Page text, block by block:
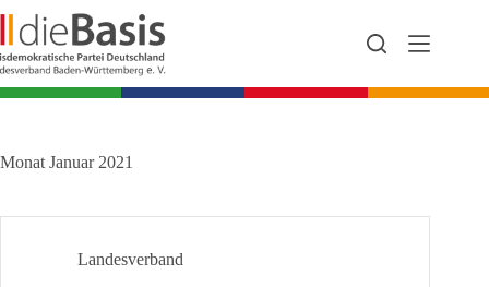
Inhalt
springen
Monat Januar 2021
Landesverband